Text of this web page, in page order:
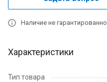
Наличие не гарантированно
Характеристики
Тип товара